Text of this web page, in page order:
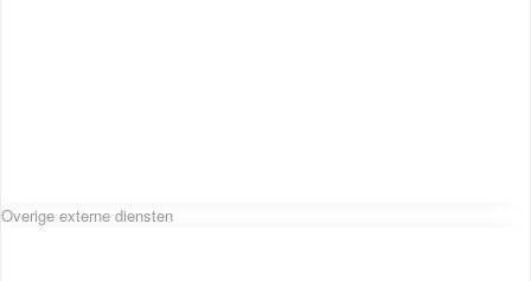
Overige externe diensten